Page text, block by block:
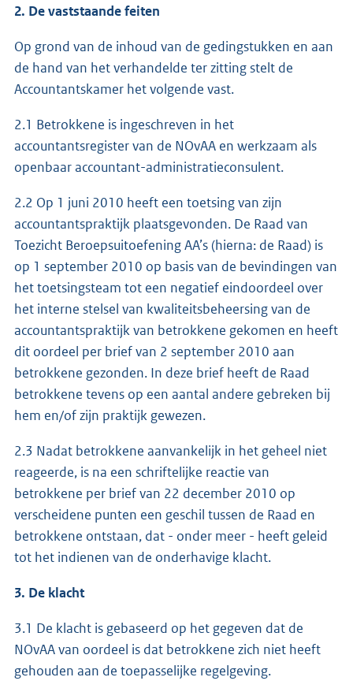
2. De vaststaande feiten
Op grond van de inhoud van de gedingstukken en aan
de hand van het verhandelde ter zitting stelt de
Accountantskamer het volgende vast.
2.1 Betrokkene is ingeschreven in het
accountantsregister van de NOvAA en werkzaam als
openbaar accountant-administratieconsulent.
2.2 Op 1 juni 2010 heeft een toetsing van zijn
accountantspraktijk plaatsgevonden. De Raad van
Toezicht Beroepsuitoefening AA’s (hierna: de Raad) is
op 1 september 2010 op basis van de bevindingen van
het toetsingsteam tot een negatief eindoordeel over
het interne stelsel van kwaliteitsbeheersing van de
accountantspraktijk van betrokkene gekomen en heeft
dit oordeel per brief van 2 september 2010 aan
betrokkene gezonden. In deze brief heeft de Raad
betrokkene tevens op een aantal andere gebreken bij
hem en/of zijn praktijk gewezen.
2.3 Nadat betrokkene aanvankelijk in het geheel niet
reageerde, is na een schriftelijke reactie van
betrokkene per brief van 22 december 2010 op
verscheidene punten een geschil tussen de Raad en
betrokkene ontstaan, dat - onder meer - heeft geleid
tot het indienen van de onderhavige klacht.
3. De klacht
3.1 De klacht is gebaseerd op het gegeven dat de
NOvAA van oordeel is dat betrokkene zich niet heeft
gehouden aan de toepasselijke regelgeving.